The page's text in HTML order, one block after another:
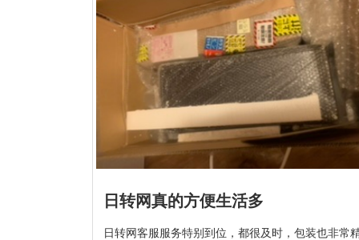
日转网真的方便生活多
日转网客服服务特别到位，都很及时，包装也非常